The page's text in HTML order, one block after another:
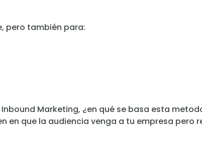
pero también para:
Marketing, ¿en qué se basa esta
en que la audiencia venga a tu empresa pero